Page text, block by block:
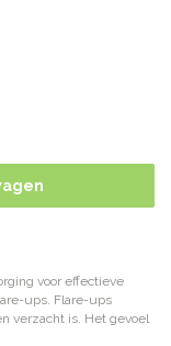
voor effectieve
ups. Flare-ups
verzacht is. Het gevoel